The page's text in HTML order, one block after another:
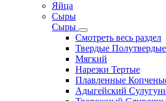
Яйца
Сыры
Сыры
Смотреть весь раздел
Твердые Полутвердые
Мягкий
Нарезки Тертые
Плавленные
Адыгейский